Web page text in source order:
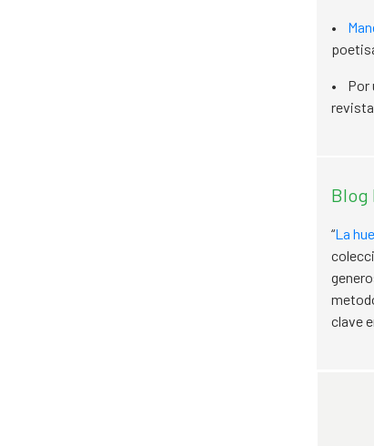
•
• Por
revista
Blog
“La
clave